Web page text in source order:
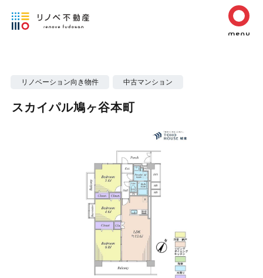
リノベーション向き物件 中古マンション
スカイパル鳩ヶ谷本町